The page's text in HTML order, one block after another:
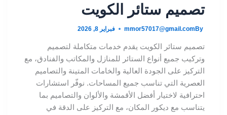
تصميم ستائر الكويت
mmor57017@gmail.com فبراير 8, 2026
تصميم ستائر الكويت يقدم خدمات متكاملة لتصميم
وتركيب جميع أنواع الستائر للمنازل والمكاتب والفنادق، مع
التركيز على الجودة العالية والخامات المتينة والتصاميم
العصرية التي تناسب جميع المساحات. نوفّر استشارات
احترافية لاختيار أفضل الأقمشة والألوان والتصاميم بما
يتناسب مع ديكور المكان، مع التركيز على الدقة في